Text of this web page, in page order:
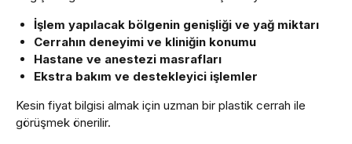
İşlem yapılacak bölgenin genişliği ve yağ miktarı
Cerrahın deneyimi ve kliniğin konumu
Hastane ve anestezi masrafları
Ekstra bakım ve destekleyici işlemler
Kesin fiyat bilgisi almak için uzman bir plastik cerrah ile
görüşmek önerilir.